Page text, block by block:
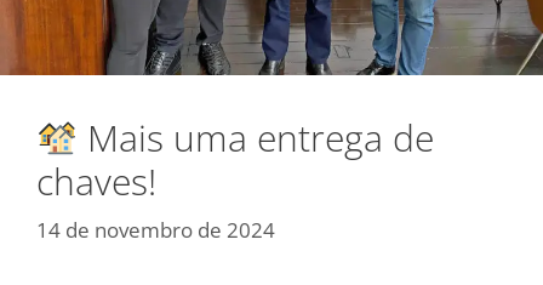
Mais uma entrega de
chaves!
14 de novembro de 2024